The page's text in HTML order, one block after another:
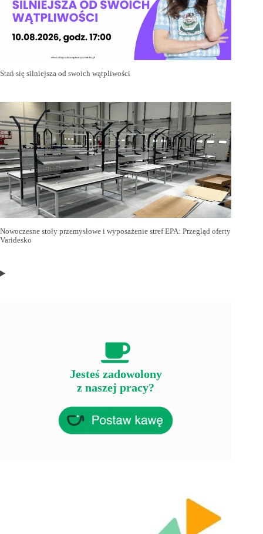
Stań się silniejsza od swoich wątpliwości
Nowoczesne stoły przemysłowe i wyposażenie stref EPA: Przegląd oferty
Varidesko
Jesteś zadowolony
z naszej pracy?